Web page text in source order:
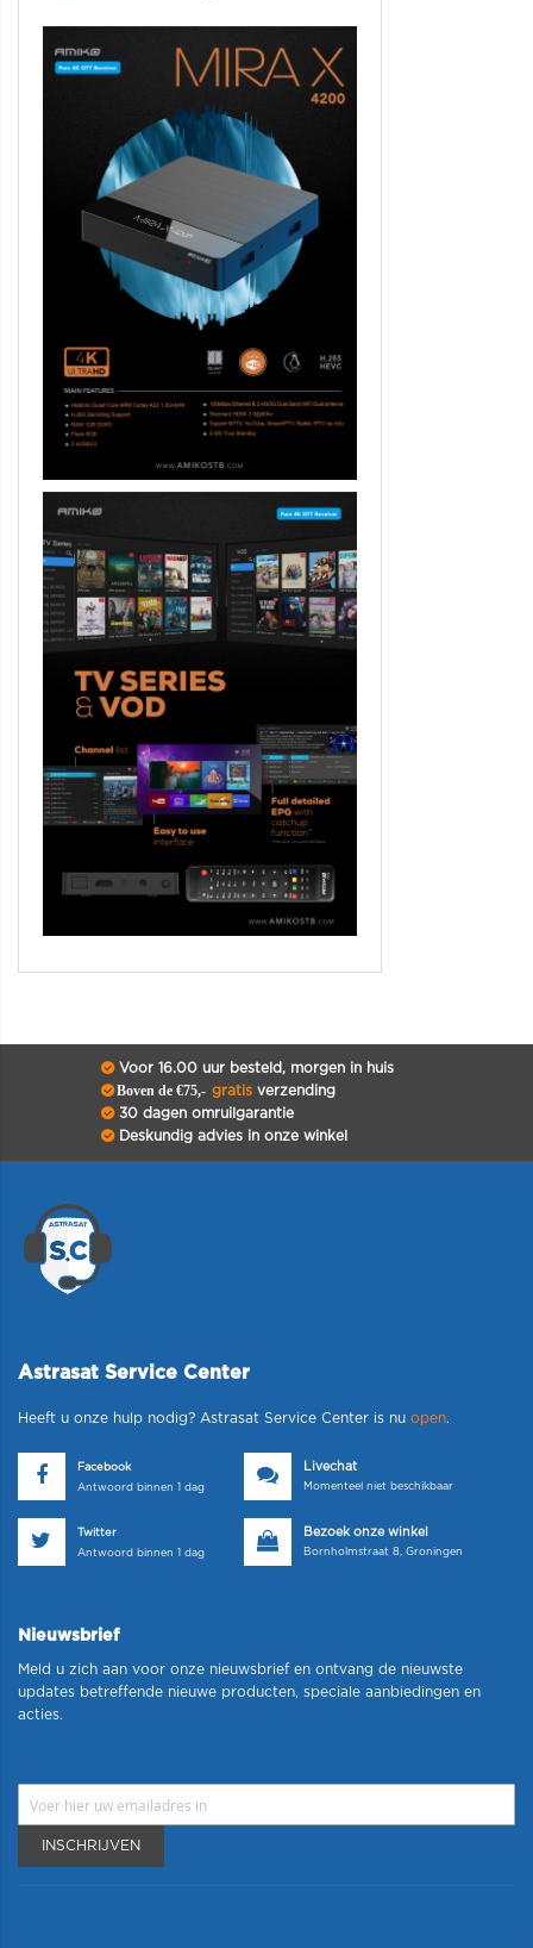
Voor 16.00 uur besteld, morgen in huis
Boven de €75,- gratisverzending
30 dagen omruilgarantie
Deskundig advies in onze winkel
Astrasat Service Center
Heeft u onze hulp nodig? Astrasat Service Center is nu open.
Facebook
Antwoord binnen 1 dag
Livechat
Momenteel niet beschikbaar
Twitter
Antwoord binnen 1 dag
Bezoek onze winkel
Bornholmstraat 8, Groningen
Nieuwsbrief
Meld u zich aan voor onze nieuwsbrief en ontvang de nieuwste
updates betreffende nieuwe producten, speciale aanbiedingen en
acties.
INSCHRIJVEN